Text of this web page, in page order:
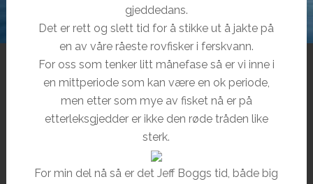
gjeddedans.
Det er rett og slett tid for å stikke ut å jakte på
en av våre råeste rovfisker i ferskvann.
For oss som tenker litt månefase så er vi inne i
en mittperiode som kan være en ok periode,
men etter som mye av fisket nå er på
etterleksgjedder er ikke den røde tråden like
sterk.
For min del nå så er det Jeff Boggs tid, både big